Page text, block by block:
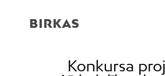
BIRKAS
Konkursa